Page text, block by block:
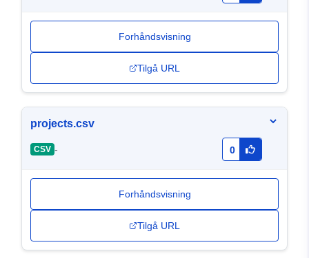
Forhåndsvisning
Tilgå URL
projects.csv
CSV - 0
Forhåndsvisning
Tilgå URL